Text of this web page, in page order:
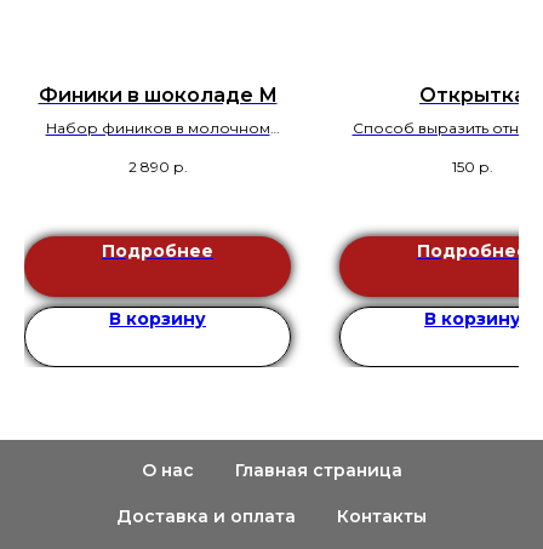
Финики в шоколаде М
Набор фиников в молочном
2 890 р.
Подробнее
В корзину
Открытка
Способ выразить
150 р.
Подробнее
В корзину
О нас Главная страница
Доставка и оплата Контакты